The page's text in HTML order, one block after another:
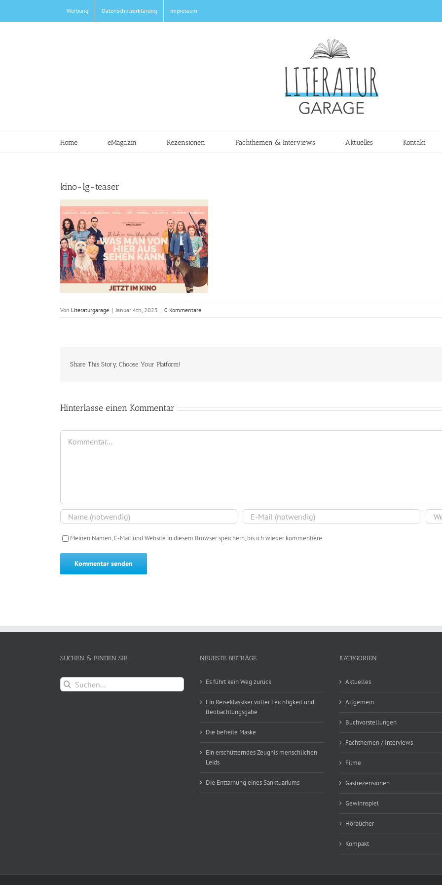
springen
Werbung Datenschutzerklärung Impressum
Home eMagazin Rezensionen Fachthemen & Interviews Aktuelles Kontakt
kino-lg-teaser
Von Literaturgarage | Januar 4th, 2023 | 0 Kommentare
Share This Story, Choose Your Platform!
Hinterlasse einen Kommentar
Kommentar
Meinen Namen, E-Mail und Website in diesem Browser speichern, bis ich wieder kommentiere.
SUCHEN & FINDEN SIE
Suche
nach:
NEUESTE BEITRÄGE
Es führt kein Weg zurück
Ein Reiseklassiker voller Leichtigkeit und
Beobachtungsgabe
Die befreite Maske
Ein erschütterndes Zeugnis menschlichen
Leids
Die Enttarnung eines Sanktuariums
KATEGORIEN
Aktuelles
Allgemein
Buchvorstellungen
Fachthemen / Interviews
Filme
Gastrezensionen
Gewinnspiel
Hörbücher
Kompakt